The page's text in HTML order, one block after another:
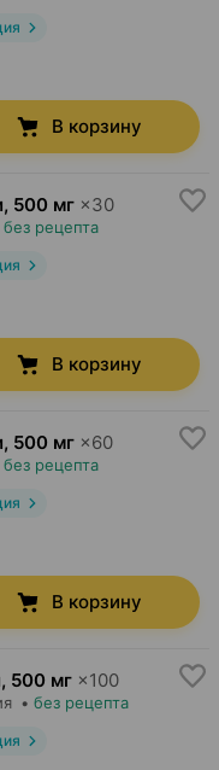
В корзину
, 500 мг ×30
без рецепта
В корзину
, 500 мг ×60
без рецепта
В корзину
, 500 мг ×100
• без рецепта